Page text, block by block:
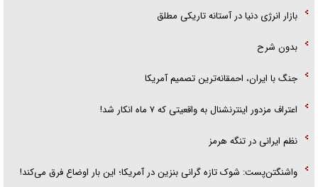
بازار انرژی دنیا در آستانه تاریکی مطلق
بدون شرح
جنگ با ایران، احمقانه‌ترین تصمیم آمریکا
اعتراف مزدور اینترنشنال به واقعیتی که ۷ ماه انکار شد!
نظم ایرانی در تنگه هرمز
واشنگتن‌پست: شوک تازه گرانی بنزین در آمریکا؛ این بار اوضاع فرق می‌کند!